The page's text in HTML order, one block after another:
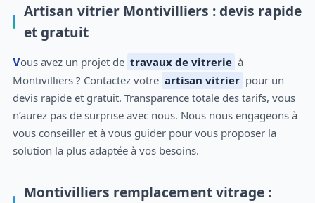
Artisan vitrier Montivilliers : devis rapide
et gratuit
Vous avez un projet de travaux de vitrerie à
Montivilliers ? Contactez votre artisan vitrier pour un
devis rapide et gratuit. Transparence totale des tarifs, vous
n’aurez pas de surprise avec nous. Nous nous engageons à
vous conseiller et à vous guider pour vous proposer la
solution la plus adaptée à vos besoins.
Montivilliers remplacement vitrage :